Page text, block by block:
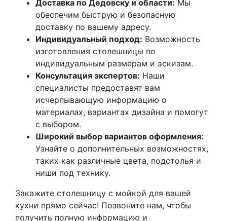
Доставка по Дедовску и области: Мы
обеспечим быструю и безопасную
доставку по вашему адресу.
Индивидуальный подход: Возможность
изготовления столешницы по
индивидуальным размерам и эскизам.
Консультация экспертов: Наши
специалисты предоставят вам
исчерпывающую информацию о
материалах, вариантах дизайна и помогут
с выбором.
Широкий выбор вариантов оформления:
Узнайте о дополнительных возможностях,
таких как различные цвета, подстолья и
ниши под технику.
Закажите столешницу с мойкой для вашей
кухни прямо сейчас! Позвоните нам, чтобы
получить полную информацию и